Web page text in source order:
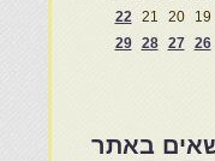
19
20
21
22
26
27
28
29
באתר